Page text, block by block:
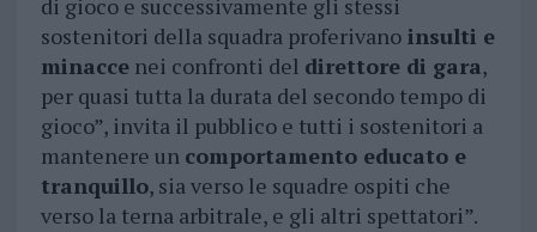
di gioco e successivamente gli stessi
sostenitori della squadra proferivanoinsulti e
minaccenei confronti del direttore di gara,
per quasi tutta la durata del secondo tempo di
gioco”, invita il pubblico e tutti i sostenitori a
mantenere un comportamento educato e
tranquillo, sia verso le squadre ospiti che
verso la terna arbitrale, e gli altri spettatori”.